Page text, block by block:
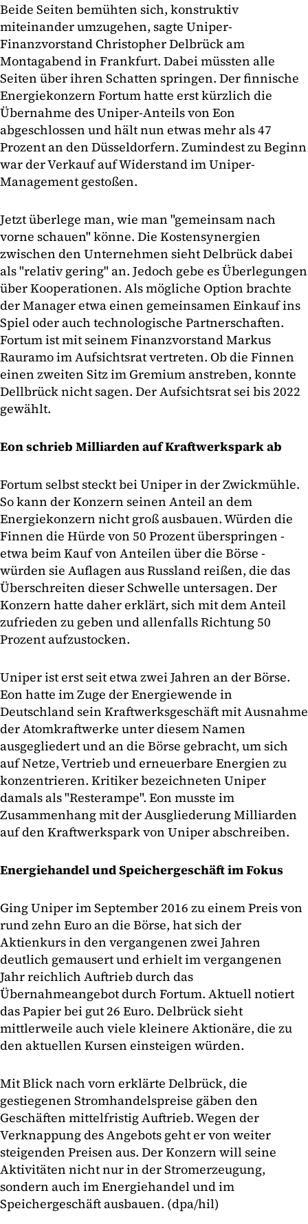
Beide Seiten bemühten sich, konstruktiv
miteinander umzugehen, sagte Uniper-
Finanzvorstand Christopher Delbrück am
Montagabend in Frankfurt. Dabei müssten alle
Seiten über ihren Schatten springen. Der finnische
Energiekonzern Fortum hatte erst kürzlich die
Übernahme des Uniper-Anteils von Eon
abgeschlossen und hält nun etwas mehr als 47
Prozent an den Düsseldorfern. Zumindest zu Beginn
war der Verkauf auf Widerstand im Uniper-
Management gestoßen.
Jetzt überlege man, wie man "gemeinsam nach
vorne schauen" könne. Die Kostensynergien
zwischen den Unternehmen sieht Delbrück dabei
als "relativ gering" an. Jedoch gebe es Überlegungen
über Kooperationen. Als mögliche Option brachte
der Manager etwa einen gemeinsamen Einkauf ins
Spiel oder auch technologische Partnerschaften.
Fortum ist mit seinem Finanzvorstand Markus
Rauramo im Aufsichtsrat vertreten. Ob die Finnen
einen zweiten Sitz im Gremium anstreben, konnte
Dellbrück nicht sagen. Der Aufsichtsrat sei bis 2022
gewählt.
Eon schrieb Milliarden auf Kraftwerkspark ab
Fortum selbst steckt bei Uniper in der Zwickmühle.
So kann der Konzern seinen Anteil an dem
Energiekonzern nicht groß ausbauen. Würden die
Finnen die Hürde von 50 Prozent überspringen -
etwa beim Kauf von Anteilen über die Börse -
würden sie Auflagen aus Russland reißen, die das
Überschreiten dieser Schwelle untersagen. Der
Konzern hatte daher erklärt, sich mit dem Anteil
zufrieden zu geben und allenfalls Richtung 50
Prozent aufzustocken.
Uniper ist erst seit etwa zwei Jahren an der Börse.
Eon hatte im Zuge der Energiewende in
Deutschland sein Kraftwerksgeschäft mit Ausnahme
der Atomkraftwerke unter diesem Namen
ausgegliedert und an die Börse gebracht, um sich
auf Netze, Vertrieb und erneuerbare Energien zu
konzentrieren. Kritiker bezeichneten Uniper
damals als "Resterampe". Eon musste im
Zusammenhang mit der Ausgliederung Milliarden
auf den Kraftwerkspark von Uniper abschreiben.
Energiehandel und Speichergeschäft im Fokus
Ging Uniper im September 2016 zu einem Preis von
rund zehn Euro an die Börse, hat sich der
Aktienkurs in den vergangenen zwei Jahren
deutlich gemausert und erhielt im vergangenen
Jahr reichlich Auftrieb durch das
Übernahmeangebot durch Fortum. Aktuell notiert
das Papier bei gut 26 Euro. Delbrück sieht
mittlerweile auch viele kleinere Aktionäre, die zu
den aktuellen Kursen einsteigen würden.
Mit Blick nach vorn erklärte Delbrück, die
gestiegenen Stromhandelspreise gäben den
Geschäften mittelfristig Auftrieb. Wegen der
Verknappung des Angebots geht er von weiter
steigenden Preisen aus. Der Konzern will seine
Aktivitäten nicht nur in der Stromerzeugung,
sondern auch im Energiehandel und im
Speichergeschäft ausbauen. (dpa/hil)